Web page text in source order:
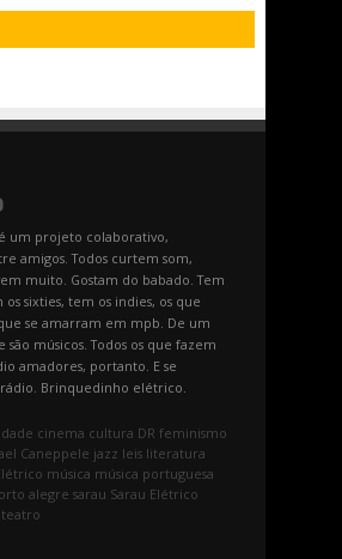
um projeto colaborativo,
amigos. Todos curtem som,
muito. Gostam do babado. Tem
sixties, tem os indies, os que
se amarram em mpb. De um
músicos. Todos os que fazem
amadores, portanto. E se
Brinquedinho elétrico.
cinema cultura DR feminismo
Caneppele jazz leis literatura
música música portuguesa
alegre sarau Sarau Elétrico
teatro